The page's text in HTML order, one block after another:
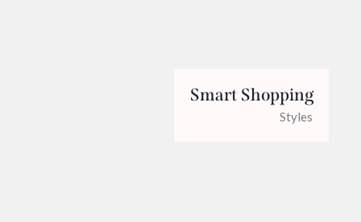
Smart Shopping
Styles